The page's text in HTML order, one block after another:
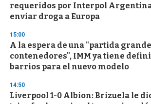
requeridos por Interpol
enviar droga a Europa
15:00
A la espera de una "partida
contenedores", IMM ya tiene
barrios para el nuevo modelo
14:50
Liverpool 1-0 Albion: Brizuela le